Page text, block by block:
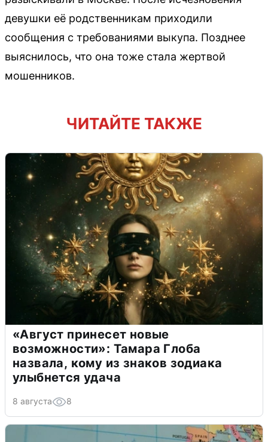
девушки её родственникам приходили
сообщения с требованиями выкупа. Позднее
выяснилось, что она тоже стала жертвой
мошенников.
ЧИТАЙТЕ ТАКЖЕ
«Август принесет новые
возможности»: Тамара Глоба
назвала, кому из знаков зодиака
улыбнется удача
8 августа 8